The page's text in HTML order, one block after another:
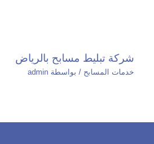
شركة تبليط مسابح بالرياض
خدمات المسابح / بواسطة admin